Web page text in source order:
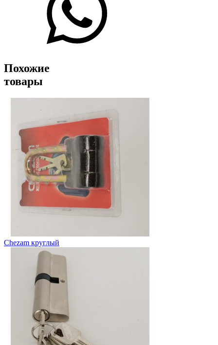
Похожие
товары
Chezam круглый